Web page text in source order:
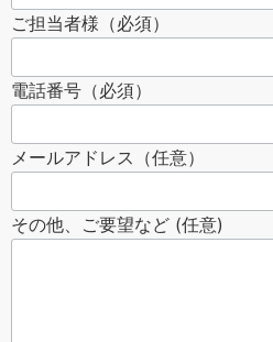
ご担当者様（必須）
電話番号（必須）
メールアドレス（任意）
その他、ご要望など (任意)